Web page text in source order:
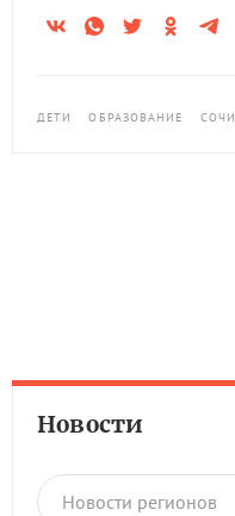
ДЕТИ ОБРАЗОВАНИЕ СОЧИ
Новости
Новости регионов